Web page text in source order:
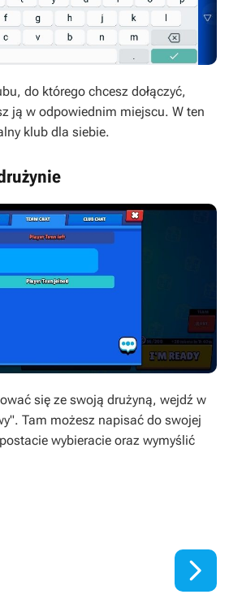
do którego chcesz dołączyć,
ją w odpowiednim miejscu. W ten
klub dla siebie.
się ze swoją drużyną, wejdź w
Tam możesz napisać do swojej
wybieracie oraz wymyślić
